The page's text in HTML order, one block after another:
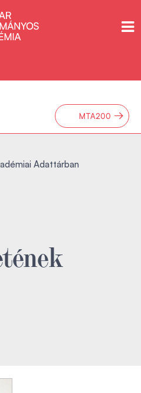
MTA200 →
Adattárban